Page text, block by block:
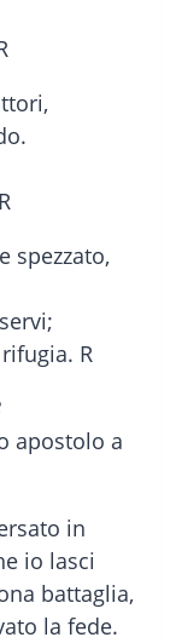
spezzato,
R
apostolo a
in
io lasci
battaglia,
la fede.